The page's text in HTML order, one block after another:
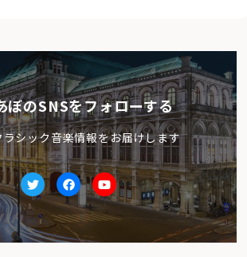
ぼのSNSをフォローする
ラシック音楽情報をお届けします
TwitterfacebookYoutube